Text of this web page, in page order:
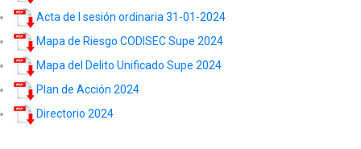
Acta de I sesión ordinaria 31-01-2024
Mapa de Riesgo CODISEC Supe 2024
Mapa del Delito Unificado Supe 2024
Plan de Acción 2024
Directorio 2024